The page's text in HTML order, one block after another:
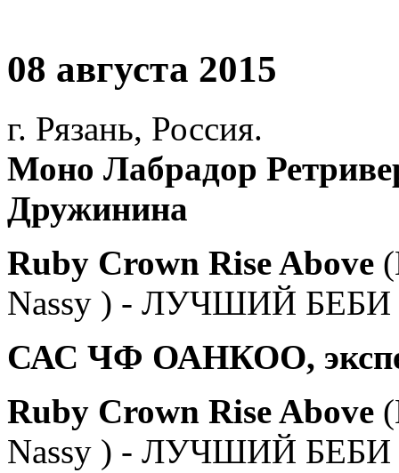
08 августа 2015
г. Рязань, Россия.
Моно Лабрадор
Дружинина
Ruby Crown Rise Above
Nassy ) - ЛУЧШИЙ БЕБИ
САС ЧФ ОАНКОО,
Ruby Crown Rise Above
Nassy ) - ЛУЧШИЙ БЕБИ